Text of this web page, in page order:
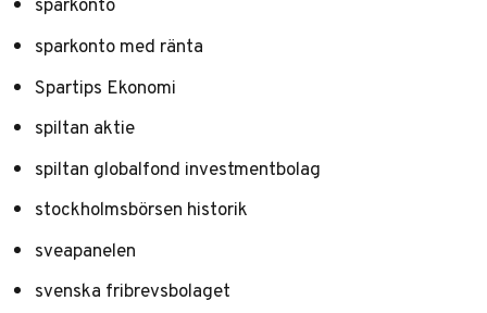
sparkonto med ränta
Spartips Ekonomi
spiltan aktie
spiltan globalfond investmentbolag
stockholmsbörsen historik
sveapanelen
svenska fribrevsbolaget